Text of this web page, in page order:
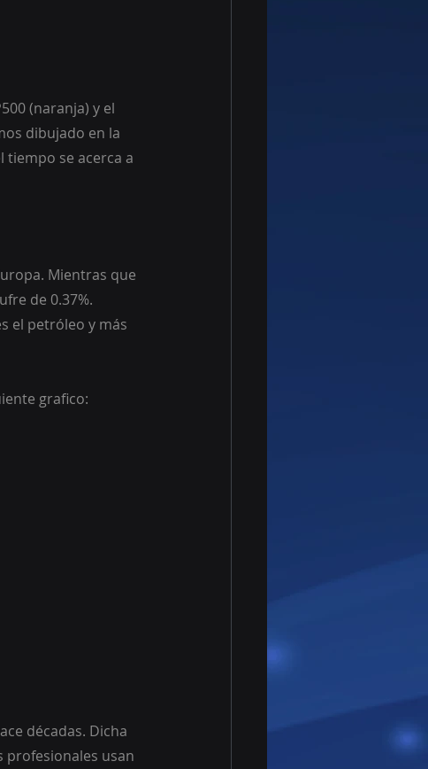
(naranja) y el
dibujado en la
tiempo se acerca a
Mientras que
de 0.37%.
el petróleo y más
grafico:
décadas. Dicha
profesionales usan